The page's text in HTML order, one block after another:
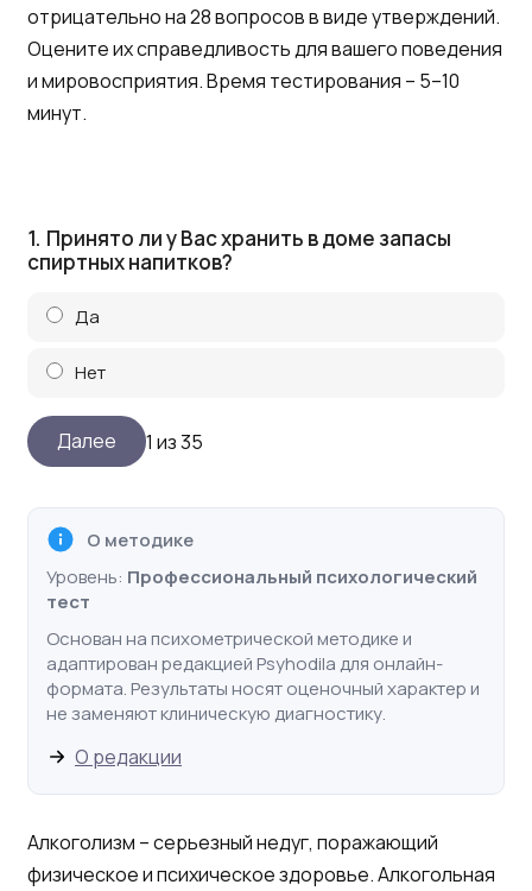
отрицательно на 28 вопросов в виде утверждений.
Оцените их справедливость для вашего поведения
и мировосприятия. Время тестирования – 5–10
минут.
1. Принято ли у Вас хранить в доме запасы
спиртных напитков?
Да
Нет
1 из 35
О методике
Уровень: Профессиональный психологический
тест
Основан на психометрической методике и
адаптирован редакцией Psyhodila для онлайн-
формата. Результаты носят оценочный характер и
не заменяют клиническую диагностику.
О редакции
Алкоголизм – серьезный недуг, поражающий
физическое и психическое здоровье. Алкогольная